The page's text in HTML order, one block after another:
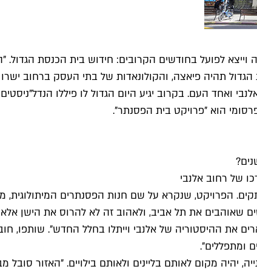
לפועל בחודשים הקרובים: חידוש בית הכנסת הגדול.
תהיה פיאצה, והקולונאדות של בתי העסק ברחוב
ואחד העם. בקרוב יגיע היום הגדול לו פיללו
הוא "פרויקט בית הפסנתר".
של רחוב אלנבי
הפרויקט, שנקרא על שם חנות הפסנתרים
שאוהבים את תל אביב, ולאהוב זה לא להרוס את
את ההיסטוריה של אלנבי וייתלו בחלל החדש". שותפו,
ומתפללים".
מקום לאותם בליינים ולאותם בילויים. "האזור